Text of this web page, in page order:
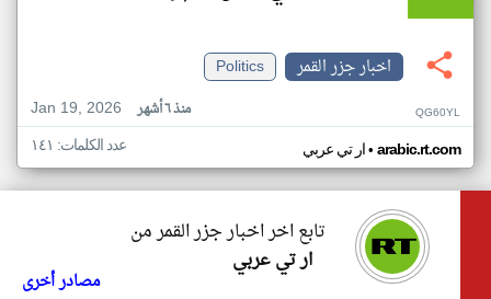
اخبار جزر القمر
Politics
Jan 19, 2026
منذ ٦ أشهر QG60YL
ار تي عربي• arabic.rt.com عدد الكلمات: ١٤١
تابع اخر اخبار جزر القمر من
ار تي عربي
مصادر أخرى